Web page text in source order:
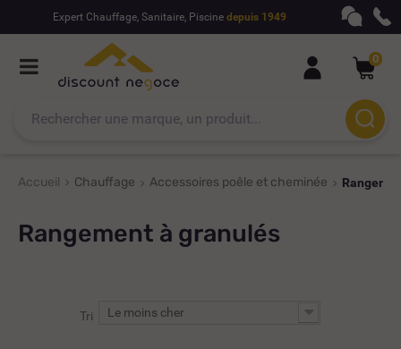
Expert Chauffage, Sanitaire, Piscine depuis 1949
0
Accueil Chauffage Accessoires poêle et cheminée
Rangement à granulés
Tri Le moins cher